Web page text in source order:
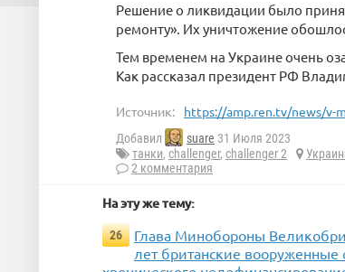
Решение о ликвидации было
ремонту». Их уничтожение
Тем временем на Украине очень
Как рассказал президент РФ
Источник: https://amp.ren.tv/news/v-
Добавил suare 31 Июля 2023
танки, challenger, challenger 2
2 комментария
На эту же тему:
26
Глава Минобороны
лет британские вооруженные